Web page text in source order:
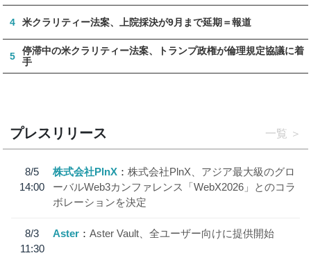
4 米クラリティー法案、上院採決が9月まで延期＝報道
5
停滞中の米クラリティー法案、トランプ政権が倫理規定協議に着
手
プレスリリース 一覧
8/5
14:00
株式会社PlnX
株式会社PlnX、アジア最大級のグロ
ーバルWeb3カンファレンス「WebX2026」とのコラ
ボレーションを決定
8/3
11:30
Aster Aster Vault、全ユーザー向けに提供開始